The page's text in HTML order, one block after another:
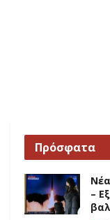
Πρόσφατα
–